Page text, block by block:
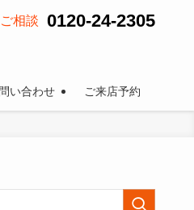
い合わせ ご来店予約
相談 0120-24-2305